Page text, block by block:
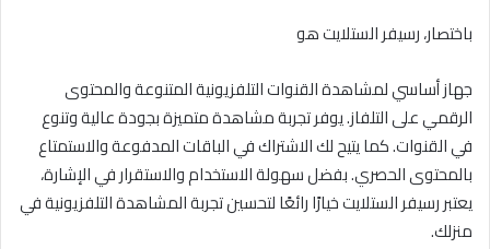
باختصار، رسيفر الستلايت هو
جهاز أساسي لمشاهدة القنوات التلفزيونية المتنوعة والمحتوى
الرقمي على التلفاز. يوفر تجربة مشاهدة متميزة بجودة عالية وتنوع
في القنوات. كما يتيح لك الاشتراك في الباقات المدفوعة والاستمتاع
بالمحتوى الحصري. بفضل سهولة الاستخدام والاستقرار في الإشارة،
يعتبر رسيفر الستلايت خيارًا رائعًا لتحسين تجربة المشاهدة التلفزيونية في
منزلك.